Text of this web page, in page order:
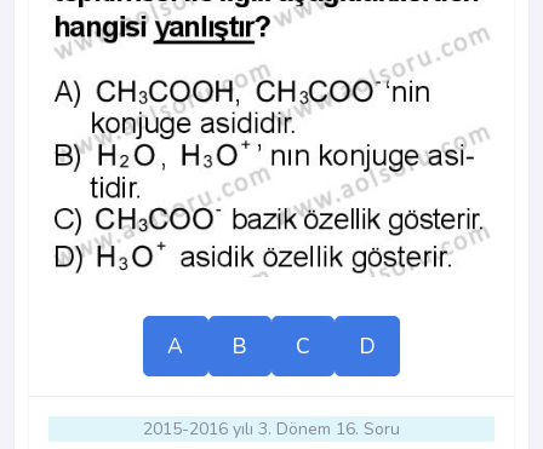
A B C D
2015-2016 yılı 3. Dönem 16. Soru